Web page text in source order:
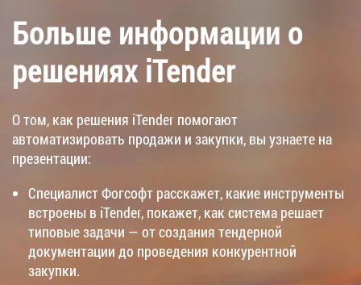
Больше информации о
решениях iTender
О том, как решения iTender помогают
автоматизировать продажи и закупки, вы узнаете на
презентации:
Специалист Фогсофт расскажет, какие инструменты
встроены в iTender, покажет, как система решает
типовые задачи — от создания тендерной
документации до проведения конкурентной
закупки.